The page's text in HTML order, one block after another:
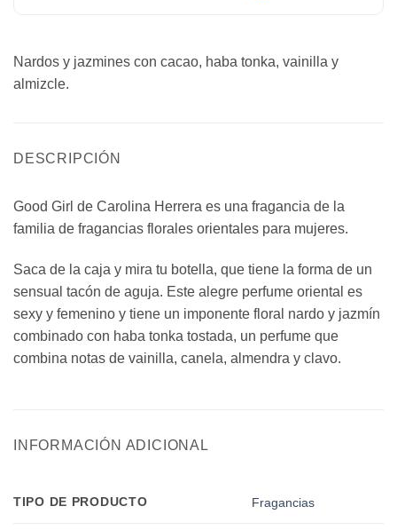
Nardos y jazmines con cacao, haba tonka, vainilla y
almizcle.
DESCRIPCIÓN
Good Girl de Carolina Herrera es una fragancia de la
familia de fragancias florales orientales para mujeres.
Saca de la caja y mira tu botella, que tiene la forma de un
sensual tacón de aguja. Este alegre perfume oriental es
sexy y femenino y tiene un imponente floral nardo y jazmín
combinado con haba tonka tostada, un perfume que
combina notas de vainilla, canela, almendra y clavo.
INFORMACIÓN ADICIONAL
TIPO DE PRODUCTO Fragancias